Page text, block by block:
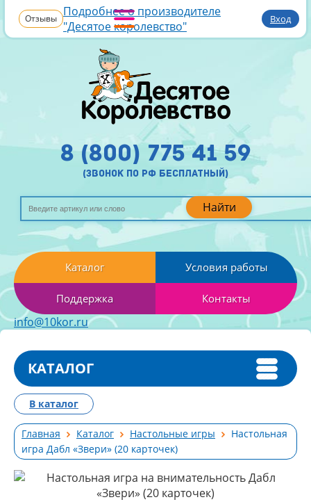
Отзывы Подробнее о производителе
"Десятое королевство"
Вход
Найти
8 (800) 775 41 59
(звонок по рф бесплатный)
Каталог Условия работы
Поддержка Контакты
info@10kor.ru
КАТАЛОГ
Главная Каталог Настольные игры
Настольная
игра Дабл «Звери» (20 карточек)
В каталог